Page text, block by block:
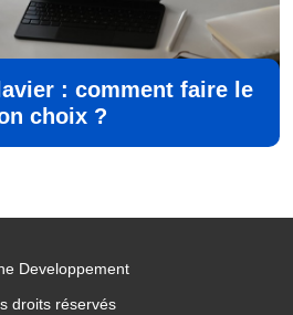
: comment faire le
choix ?
Developpement
droits réservés